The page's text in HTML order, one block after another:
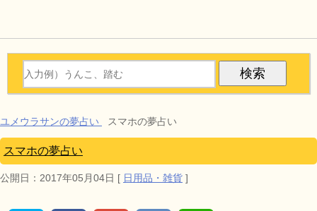
ユメウラサンの夢占い スマホの夢占い
スマホの夢占い
公開日： 2017年05月04日 [ 日用品・雑貨 ]